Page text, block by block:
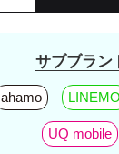
サブブラン
ahamo LINEMO
UQ mobile